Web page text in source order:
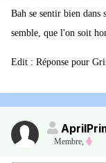
Bah se sentir bien
semble, que l'on soit
Edit : Réponse pour
Membre